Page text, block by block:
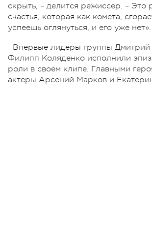
скрыть, – делится режиссер. – Это
счастья, которая как комета,
успеешь оглянуться, и его уже нет».
Впервые лидеры группы Дмитрий
Филипп Коляденко исполнили
роли в своем клипе. Главными
актеры Арсений Марков и